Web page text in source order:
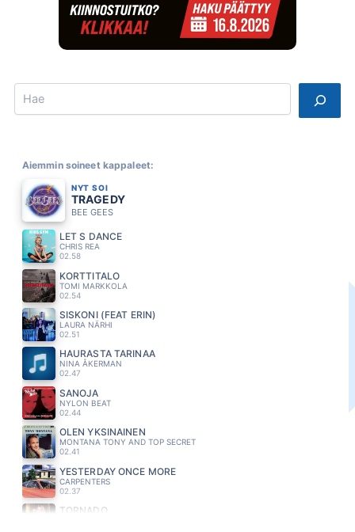
Search
Aiemmin soineet kappaleet:
NYT SOI
TRAGEDY
BEE GEES
LET S DANCE
CHRIS REA
02.58
KORTTITALO
TOMI MARKKOLA
02.54
SISKONI (FEAT ERIN)
LAURA NÄRHI
02.51
HAURASTA TARINAA
NINA ÅKERMAN
02.47
SANOJA
NYLON BEAT
02.44
OLEN YKSINAINEN
MONTANA TONY AND TOP SECRET
02.41
YESTERDAY ONCE MORE
CARPENTERS
02.37
TORNADO